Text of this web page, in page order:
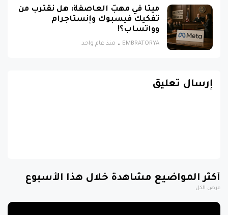
ميتا في مهبّ العاصفة: هل نقترب من
تفكيك فيسبوك وإنستاجرام
وواتساب؟!
EMBRATORYA منذ عام واحد
إرسال تعليق
أكثر المواضيع مشاهدة خلال هذا الأسبوع
عرض الكل